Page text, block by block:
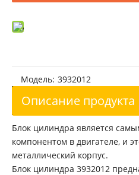
Модель: 3932012
Описание продукта
Блок цилиндра является
компонентом в двигателе, и
металлический корпус.
Блок цилиндра 3932012